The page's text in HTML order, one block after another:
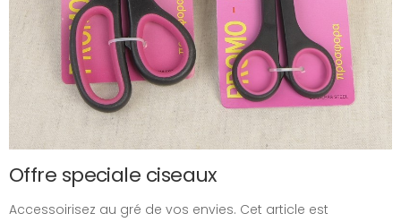
Offre speciale ciseaux
Accessoirisez au gré de vos envies. Cet article est